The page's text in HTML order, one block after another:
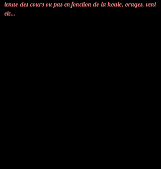
tenue des cours ou pas en fonction de la houle, orages, vent
etc...